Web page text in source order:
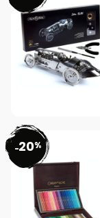
-20%